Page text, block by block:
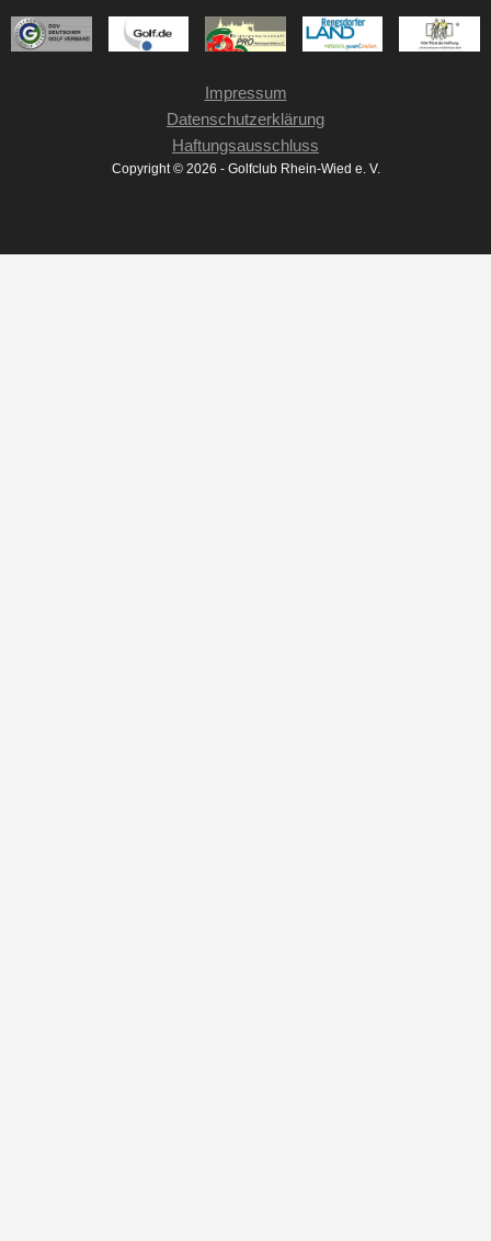
Impressum
Datenschutzerklärung
Haftungsausschluss
Copyright © 2026 - Golfclub Rhein-Wied e. V.